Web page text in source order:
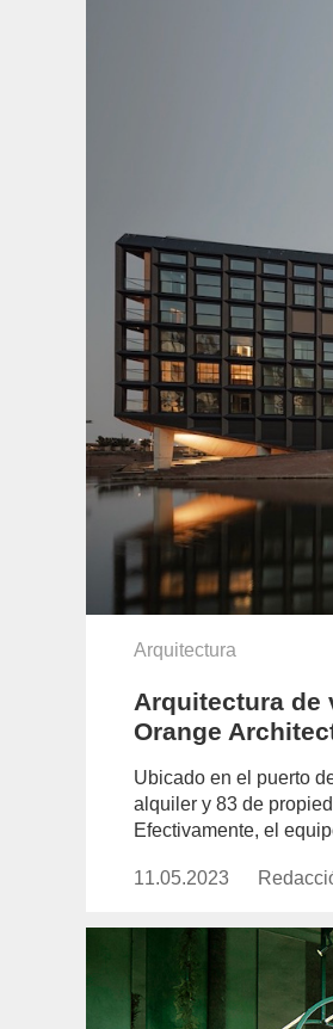
Arquitectura
Arquitectura de
Orange
Ubicado en el puerto
alquiler y 83 de
Efectivamente, el
Publicado
11.05.2023 https://